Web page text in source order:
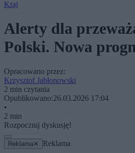
Kraj
Alerty dla
Polski. Nowa
Opracowano przez:
Krzysztof Jabłonowski
2 min czytania
Opublikowano:26.03.2026 17:04
•
2 min
Rozpocznij dyskusję!
Reklama ✕ Reklama